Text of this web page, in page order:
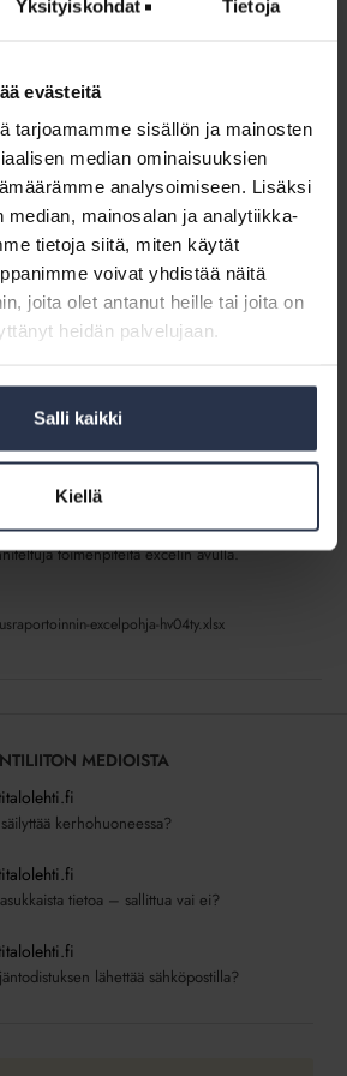
Yksityiskohdat Tietoja
evästeitä
tarjoamamme sisällön ja mainosten
median ominaisuuksien
analysoimiseen. Lisäksi
median, mainosalan ja analytiikka-
tietoja siitä, miten käytät
voivat yhdistää näitä
joita olet antanut heille tai joita on
heidän palvelujaan.
Salli kaikki
Kiellä
isännöinnin kysymykset, excel
avulla, miten varmistatte, että
ja isännöinnin eettisiä ohjeita.
excel-pohja
toimenpiteitä excelin avulla.
excelpohja-hv04ty.xlsx
MEDIOISTA
kerhohuoneessa?
tietoa – sallittua vai ei?
lähettää sähköpostilla?